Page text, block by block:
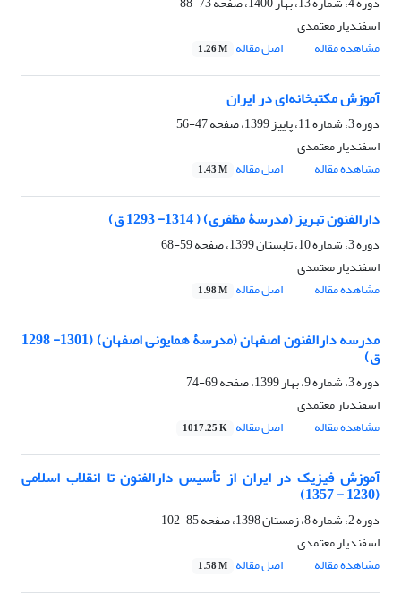
اسفندیار معتمدی
مشاهده مقاله
اصل مقاله 1.26 M
آموزش مکتبخانه‌ای در ایران
دوره 3، شماره 11، پاییز 1399، صفحه
47-56
اسفندیار معتمدی
مشاهده مقاله
اصل مقاله 1.43 M
دارالفنون تبریز (مدرسۀ مظفری) ( 1314- 1293 ق)
دوره 3، شماره 10، تابستان 1399، صفحه
59-68
اسفندیار معتمدی
مشاهده مقاله
اصل مقاله 1.98 M
مدرسه دارالفنون اصفهان (مدرسۀ همایونی اصفهان) (1301- 1298
ق)
دوره 3، شماره 9، بهار 1399، صفحه
69-74
اسفندیار معتمدی
مشاهده مقاله
اصل مقاله 1017.25 K
آموزش فیزیک در ایران از تأسیس دارالفنون تا انقلاب اسلامی
(1230 - 1357)
دوره 2، شماره 8، زمستان 1398، صفحه
85-102
اسفندیار معتمدی
مشاهده مقاله
اصل مقاله 1.58 M